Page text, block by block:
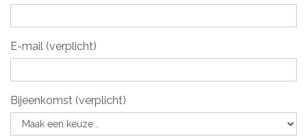
E-mail (verplicht)
Bijeenkomst (verplicht)